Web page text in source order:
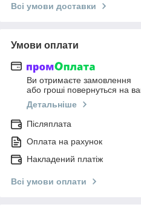
Всі умови доставки
Умови оплати
Ви отримаєте замовлення
або гроші повернуться на
Детальніше
Післяплата
Оплата на рахунок
Накладений платіж
Всі умови оплати